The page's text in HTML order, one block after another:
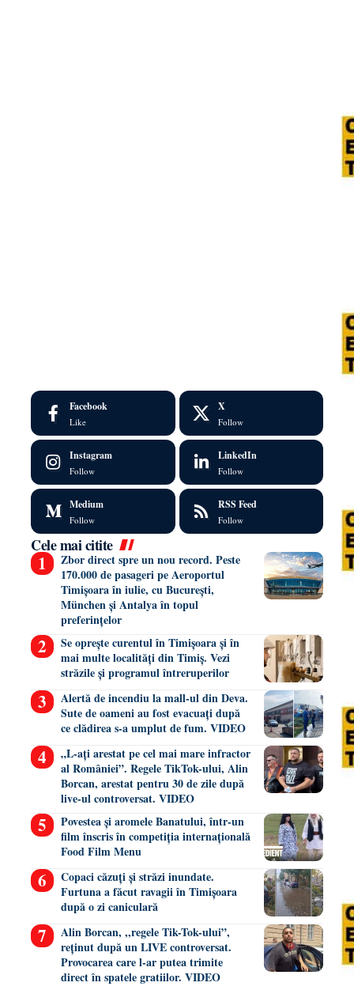
Facebook
Like
X
Follow
Instagram
Follow
LinkedIn
Follow
Medium
Follow
RSS Feed
Follow
Cele mai citite
Zbor direct spre un nou record. Peste
170.000 de pasageri pe Aeroportul
Timișoara în iulie, cu București,
München și Antalya în topul
preferințelor
Se oprește curentul în Timișoara și în
mai multe localități din Timiș. Vezi
străzile și programul întreruperilor
Alertă de incendiu la mall-ul din Deva.
Sute de oameni au fost evacuați după
ce clădirea s-a umplut de fum. VIDEO
„L-ați arestat pe cel mai mare infractor
al României”. Regele TikTok-ului, Alin
Borcan, arestat pentru 30 de zile după
live-ul controversat. VIDEO
Povestea și aromele Banatului, într-un
film înscris în competiția internațională
Food Film Menu
Copaci căzuți și străzi inundate.
Furtuna a făcut ravagii în Timișoara
după o zi caniculară
Alin Borcan, ,,regele Tik-Tok-ului”,
reținut după un LIVE controversat.
Provocarea care l-ar putea trimite
direct în spatele gratiilor. VIDEO